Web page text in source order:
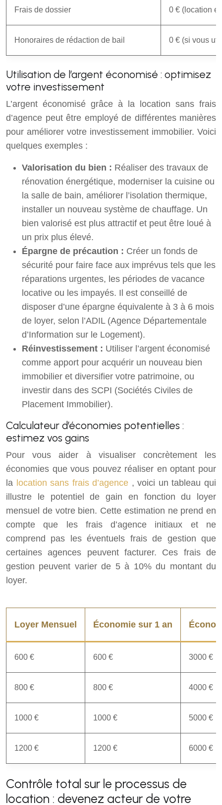
Frais de dossier 0 € (location
Honoraires de rédaction de bail 0 € (si vous
Utilisation de l’argent économisé : optimisez
votre investissement
L’argent économisé grâce à la location sans frais
d’agence peut être employé de différentes manières
pour améliorer votre investissement immobilier. Voici
quelques exemples :
Valorisation du bien : Réaliser des travaux de
rénovation énergétique, moderniser la cuisine ou
la salle de bain, améliorer l’isolation thermique,
installer un nouveau système de chauffage. Un
bien valorisé est plus attractif et peut être loué à
un prix plus élevé.
Épargne de précaution : Créer un fonds de
sécurité pour faire face aux imprévus tels que les
réparations urgentes, les périodes de vacance
locative ou les impayés. Il est conseillé de
disposer d’une épargne équivalente à 3 à 6 mois
de loyer, selon l’ADIL (Agence Départementale
d’Information sur le Logement).
Réinvestissement : Utiliser l’argent économisé
comme apport pour acquérir un nouveau bien
immobilier et diversifier votre patrimoine, ou
investir dans des SCPI (Sociétés Civiles de
Placement Immobilier).
Calculateur d’économies potentielles :
estimez vos gains
Pour vous aider à visualiser concrètement les
économies que vous pouvez réaliser en optant pour
la location sans frais d’agence , voici un tableau qui
illustre le potentiel de gain en fonction du loyer
mensuel de votre bien. Cette estimation ne prend en
compte que les frais d’agence initiaux et ne
comprend pas les éventuels frais de gestion que
certaines agences peuvent facturer. Ces frais de
gestion peuvent varier de 5 à 10% du montant du
loyer.
Loyer Mensuel Économie sur 1 an
600 € 600 € 3000 €
800 € 800 € 4000 €
1000 € 1000 € 5000 €
1200 € 1200 € 6000 €
Contrôle total sur le processus de
location : devenez acteur de votre